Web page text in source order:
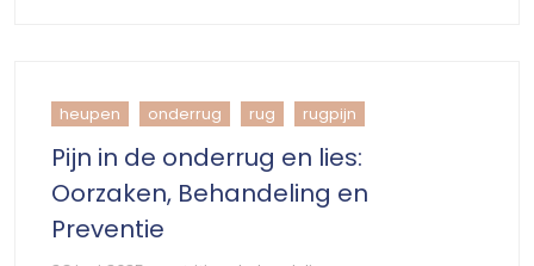
heupen onderrug rug rugpijn
Pijn in de onderrug en lies:
Oorzaken, Behandeling en
Preventie